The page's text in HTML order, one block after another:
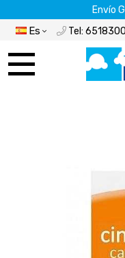
Envío
Es Tel: